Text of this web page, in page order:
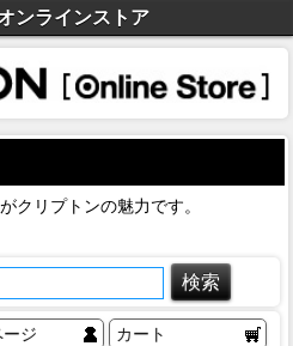
ンラインストア
クリプトンの魅力です。
ジ カート